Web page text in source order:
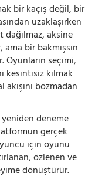
bir kaçış değil, bir
uzaklaşırken
aksine
bir bakmışsın
Oyunların seçimi,
kesintisiz kılmak
bozmadan
deneme
gerçek
için oyunu
özlenen ve
dönüştürür.